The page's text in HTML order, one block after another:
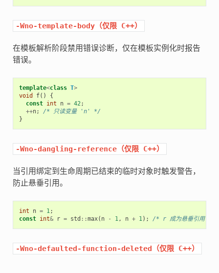
-Wno-template-body（仅限 C++）
在模板解析阶段禁用错误诊断，仅在模板实例化时报告
错误。
template<class T>
void
f()
{
const int n = 42;
++n;
/* 只读变量 'n' */
}
-Wno-dangling-reference（仅限 C++）
当引用绑定到生命周期已结束的临时对象时触发警告，
防止悬垂引用。
int n = 1;
const int& r = std ::max( n - 1, n + 1); /* r 成为悬垂引用  */
-Wno-defaulted-function-deleted（仅限 C++）